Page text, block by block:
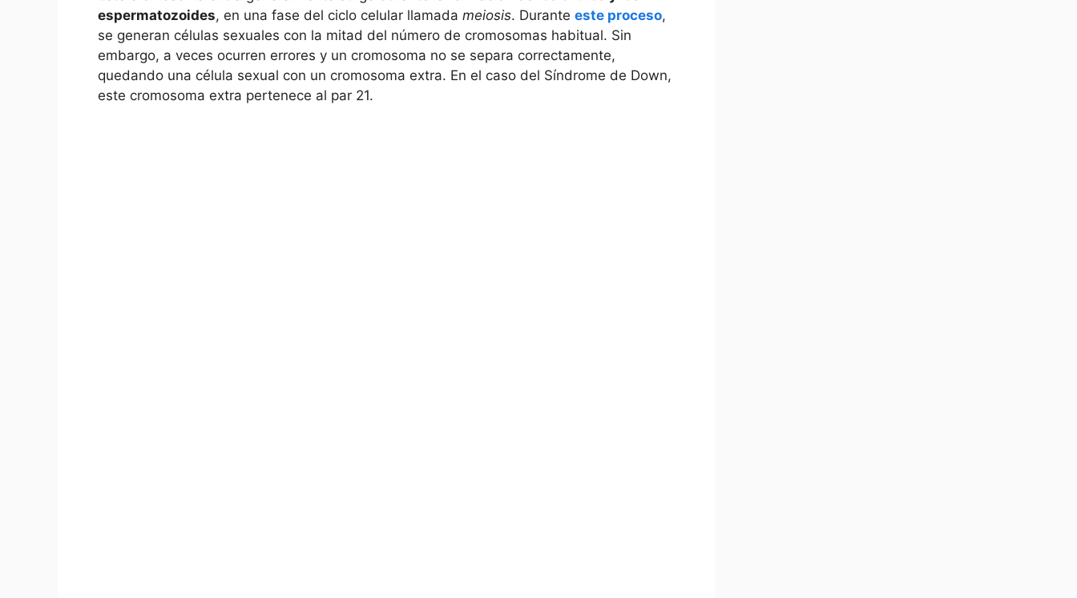
espermatozoides, en​ una fase del‌ ciclo celular llamada meiosis. Durante este proceso,
se generan células sexuales ⁣con ⁢la mitad del número de cromosomas‍ habitual. Sin
embargo,‌ a veces ocurren errores‌ y un‌ cromosoma no se separa correctamente,
quedando una‍ célula sexual con un cromosoma extra.⁤ En‌ el caso del Síndrome de Down,
este cromosoma extra pertenece al par 21.